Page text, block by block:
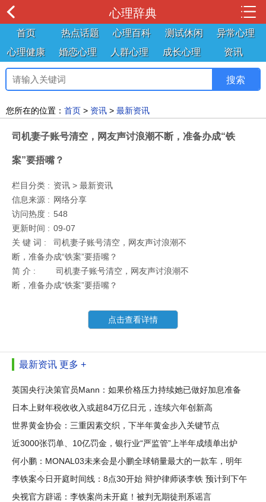
心理辞典
首页 热点话题 心理百科 测试休闲
异常心理
心理健康
婚恋心理 人群心理 成长心理 资讯
您所在的位置： 首页 > 资讯 > 最新资讯
司机妻子账号清空，网友声讨浪潮不断，准备办成“铁
案”要捂嘴？
栏目分类 : 资讯 > 最新资讯
信息来源 : 网络分享
访问热度 : 548
更新时间 : 09-07
关 键 词 :
司机妻子账号清空，网友声讨浪潮不
断，准备办成“铁案”要捂嘴？
简 介 :
司机妻子账号清空，网友声讨浪潮不
断，准备办成“铁案”要捂嘴？
点击查看详情
最新资讯 更多 +
英国央行决策官员Mann：如果价格压力持续她已做好加息准备
日本上财年税收收入或超84万亿日元，连续六年创新高
世界黄金协会：三重因素交织，下半年黄金步入关键节点
近3000张罚单、10亿罚金，银行业“严监管”上半年成绩单出炉
何小鹏：MONAL03未来会是小鹏全球销量最大的一款车，明年
在全球大部
李铁案今日开庭时间线：8点30开始 辩护律师谈李铁 预计到下午
央视官方辟谣：李铁案尚未开庭！被判无期徒刑系谣言